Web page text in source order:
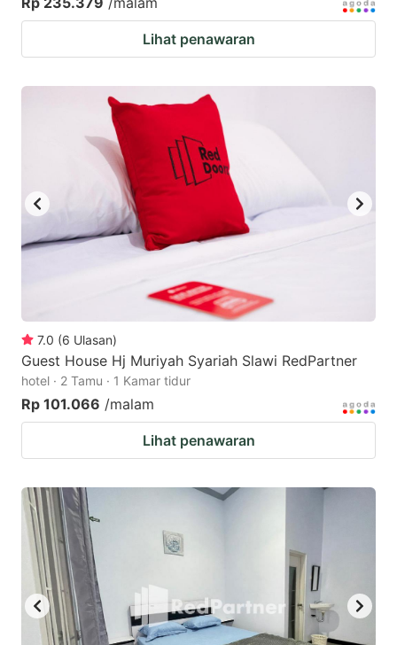
Lihat penawaran
7.0 (6 Ulasan)
Guest House Hj Muriyah Syariah Slawi RedPartner
hotel · 2 Tamu · 1 Kamar tidur
Rp 101.066 /malam
Lihat penawaran